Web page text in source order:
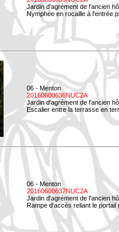
Jardin d'agrément de l'ancien
Nymphée en rocaille à l'entrée
06 - Menton
20160600636NUC2A
Jardin d'agrément de l'ancien
Escalier entre la terrasse en
06 - Menton
20160600637NUC2A
Jardin d'agrément de l'ancien
Rampe d'accès reliant le portail